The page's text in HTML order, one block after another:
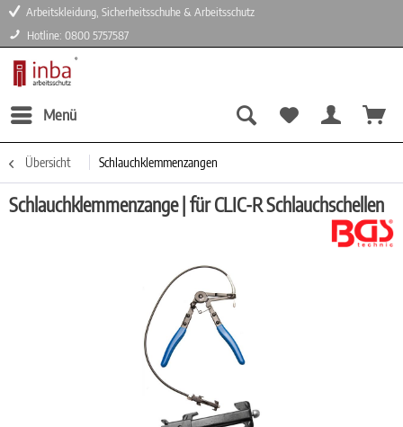
Arbeitskleidung, Sicherheitsschuhe & Arbeitsschutz
Hotline: 0800 5757587
Menü
Übersicht Schlauchklemmenzangen
Schlauchklemmenzange | für CLIC-R Schlauchschellen